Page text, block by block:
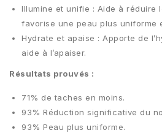
Illumine et unifie : Aide à réduire
favorise une peau plus uniforme
Hydrate et apaise : Apporte de
aide à l’apaiser.
Résultats prouvés :
71% de taches en moins.
93% Réduction significative du
93% Peau plus uniforme.